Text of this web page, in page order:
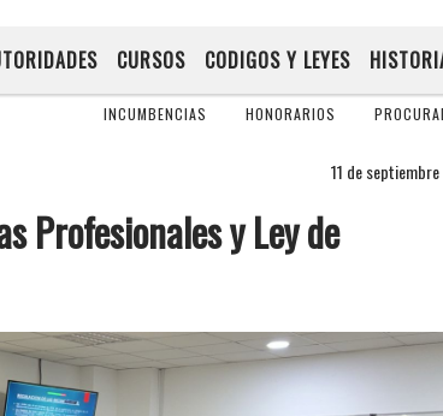
CURSOS CODIGOS Y LEYES
INCUMBENCIAS HONORARIOS
11 de
Profesionales y Ley de